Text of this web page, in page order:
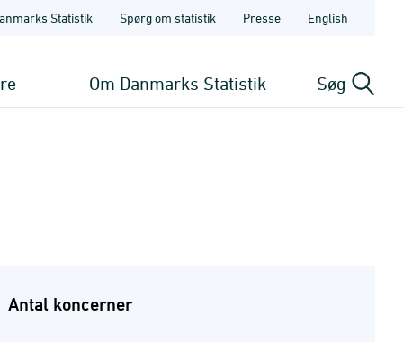
Statistik Spørg om statistik Presse English
Om Danmarks Statistik Søg
Antal koncerner